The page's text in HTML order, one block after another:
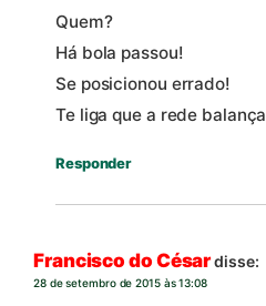
Quem?
Há bola passou!
Se posicionou errado!
Te liga que a rede balança
Responder
Francisco do Césardisse:
28 de setembro de 2015 às 13:08